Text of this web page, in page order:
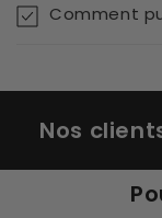
Comment
Nos